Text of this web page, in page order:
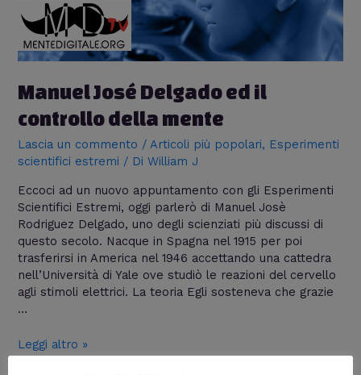
Manuel José Delgado ed il
controllo della mente
Lascia un commento /Articoli più popolari, Esperimenti
scientifici estremi / DiWilliam J
Eccoci ad un nuovo appuntamento con gli Esperimenti
Scientifici Estremi, oggi parlerò di Manuel Josè
Rodriguez Delgado, uno degli scienziati più discussi di
questo secolo. Nacque in Spagna nel 1915 per poi
trasferirsi in America nel 1946 accettando una cattedra
nell’Università di Yale ove studiò le reazioni del cervello
agli stimoli elettrici. La teoria Egli sosteneva che grazie
…
mente
Leggi altro »